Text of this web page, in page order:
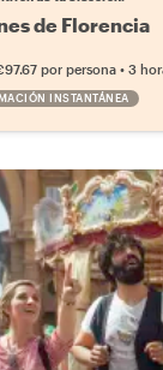
de Florencia
por persona • 3
INSTANTÁNEA